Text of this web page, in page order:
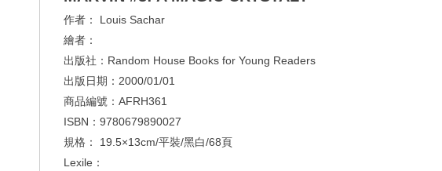
作者： Louis Sachar
繪者：
出版社： Random House Books for Young Readers
出版日期： 2000/01/01
商品編號： AFRH361
ISBN： 9780679890027
規格： 19.5×13cm/平裝/黑白/68頁
Lexile：